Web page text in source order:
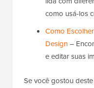
como usá-los
Como
Design–
e editar suas
Se você gostou